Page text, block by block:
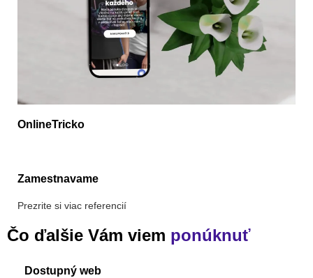
OnlineTricko
Zamestnavame
Prezrite si viac referencií
Čo ďalšie Vám viem ponúknuť
Dostupný web